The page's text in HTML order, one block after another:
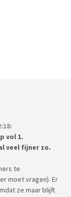
vol 1.
veel fijner zo.
te
moet vragen). Er
ze maar blijft